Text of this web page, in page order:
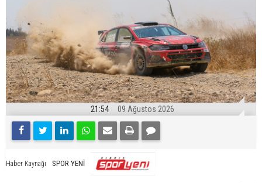
21:54 09 Ağustos 2026
Haber Kaynağı SPOR YENİ